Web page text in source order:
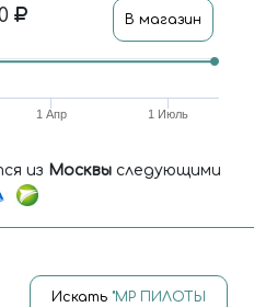
В магазин
1 Апр 1 Июль
из Москвы следующими
Искать "MP ПИЛОТЫ